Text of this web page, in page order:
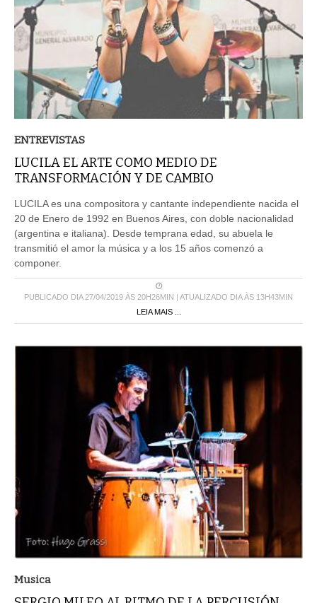
ENTREVISTAS
LUCILA EL ARTE COMO MEDIO DE
TRANSFORMACIÓN Y DE CAMBIO
LUCILA es una compositora y cantante independiente nacida el
20 de Enero de 1992 en Buenos Aires, con doble nacionalidad
(argentina e italiana). Desde temprana edad, su abuela le
transmitió el amor la música y a los 15 años comenzó a
componer.
PUBLICADO DIA 27/04/2019 ÀS 20H26MIN | ATUALIZADO DIA ÀS 13H43MIN
LEIA MAIS ...
Musica